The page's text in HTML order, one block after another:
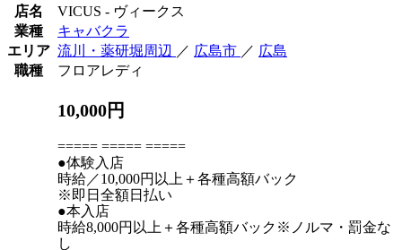
店名
VICUS - ヴィークス
業種
キャバクラ
エリア 流川・薬研堀周辺 ／ 広島市 ／ 広島
職種
フロアレディ
10,000円
===== ===== =====
●体験入店
時給／10,000円以上＋各種高額バック
※即日全額日払い
●本入店
時給8,000円以上＋各種高額バック※ノルマ・罰金な
し